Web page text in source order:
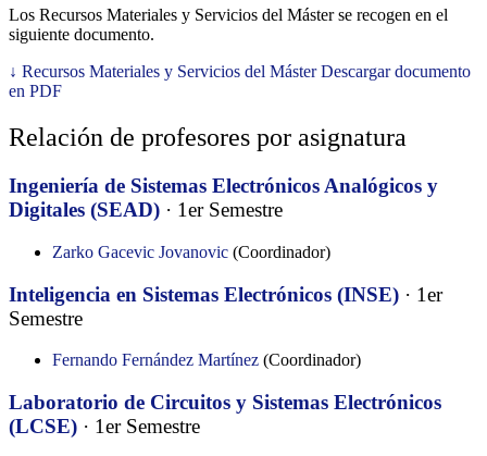
Los Recursos Materiales y Servicios del Máster se recogen en el
siguiente documento.
↓ Recursos Materiales y Servicios del Máster Descargar documento
en PDF
Relación de profesores por asignatura
Ingeniería de Sistemas Electrónicos Analógicos y
Digitales (SEAD) · 1er Semestre
Zarko Gacevic Jovanovic (Coordinador)
Inteligencia en Sistemas Electrónicos (INSE) · 1er
Semestre
Fernando Fernández Martínez (Coordinador)
Laboratorio de Circuitos y Sistemas Electrónicos
(LCSE) · 1er Semestre